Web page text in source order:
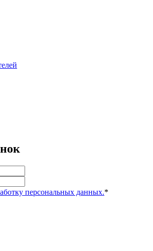
персональных данных.*